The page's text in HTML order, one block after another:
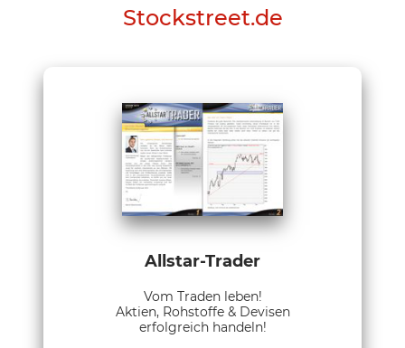
Stockstreet.de
Allstar-Trader
Vom Traden leben!
Aktien, Rohstoffe & Devisen
erfolgreich handeln!